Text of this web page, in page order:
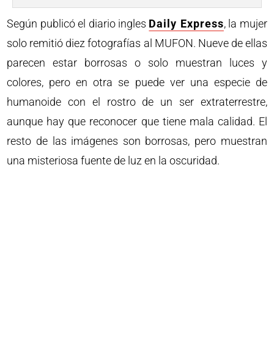
Según publicó el diario ingles Daily Express, la mujer
solo remitió diez fotografías al MUFON. Nueve de ellas
parecen estar borrosas o solo muestran luces y
colores, pero en otra se puede ver una especie de
humanoide con el rostro de un ser extraterrestre,
aunque hay que reconocer que tiene mala calidad. El
resto de las imágenes son borrosas, pero muestran
una misteriosa fuente de luz en la oscuridad.